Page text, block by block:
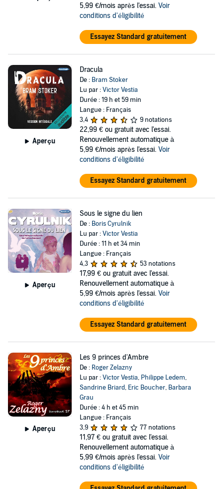
5,99 €/mois après l'essai. Voir
conditions d'éligibilité
Essayez Standard gratuitement
Aperçu
Dracula
De : Bram Stoker
Lu par :Victor Vestia
Durée : 19 h et 59 min
Langue : Français
3,4
9 notations
22,99 € ou gratuit avec l'essai.
Renouvellement automatique à
5,99 €/mois après l'essai. Voir
conditions d'éligibilité
Essayez Standard gratuitement
Aperçu
Sous le signe du lien
De : Boris Cyrulnik
Lu par :Victor Vestia
Durée : 11 h et 34 min
Langue : Français
4,3
53 notations
17,99 € ou gratuit avec l'essai.
Renouvellement automatique à
5,99 €/mois après l'essai. Voir
conditions d'éligibilité
Essayez Standard gratuitement
Aperçu
Les 9 princes d'Ambre
De : Roger Zelazny
Lu par :Victor Vestia, Philippe Ledem,
Sandrine Briard, Eric Boucher, Barbara
Grau
Durée : 4 h et 45 min
Langue : Français
3,9
77 notations
11,97 € ou gratuit avec l'essai.
Renouvellement automatique à
5,99 €/mois après l'essai. Voir
conditions d'éligibilité